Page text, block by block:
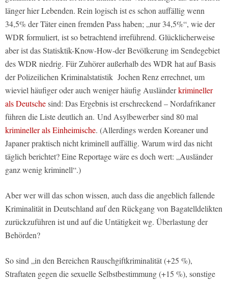
länger hier Lebenden. Rein logisch ist es schon auffällig wenn
34,5% der Täter einen fremden Pass haben; „nur 34,5%“, wie der
WDR formuliert, ist so betrachtend irreführend. Glücklicherweise
aber ist das Statisktik-Know-How-der Bevölkerung im Sendegebiet
des WDR niedrig. Für Zuhörer außerhalb des WDR hat auf Basis
der Polizeilichen Kriminalstatistik Jochen Renz errechnet, um
wieviel häufiger oder auch weniger häufig Ausländerkrimineller
als Deutschesind: Das Ergebnis ist erschreckend – Nordafrikaner
führen die Liste deutlich an. Und Asylbewerber sind 80 mal
krimineller als Einheimische. (Allerdings werden Koreaner und
Japaner praktisch nicht kriminell auffällig. Warum wird das nicht
täglich berichtet? Eine Reportage wäre es doch wert: „Ausländer
ganz wenig kriminell“.)
Aber wer will das schon wissen, auch dass die angeblich fallende
Kriminalität in Deutschland auf den Rückgang von Bagatelldelikten
zurückzuführen ist und auf die Untätigkeit wg. Überlastung der
Behörden?
So sind „in den Bereichen Rauschgiftkriminalität (+25 %),
Straftaten gegen die sexuelle Selbstbestimmung (+15 %), sonstige